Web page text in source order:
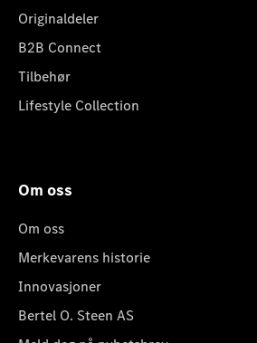
Originaldeler
B2B Connect
Tilbehør
Lifestyle Collection
Om oss
Om oss
Merkevarens historie
Innovasjoner
Bertel O. Steen AS